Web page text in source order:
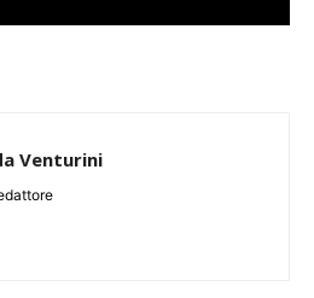
Venturini